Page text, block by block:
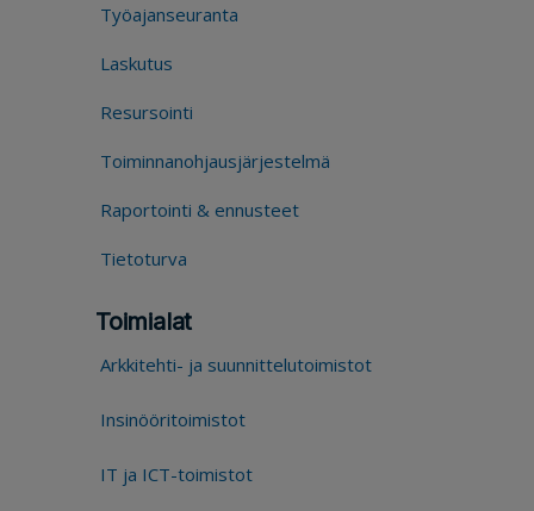
Työajanseuranta
Laskutus
Resursointi
Toiminnanohjausjärjestelmä
Raportointi & ennusteet
Tietoturva
Toimialat
Arkkitehti- ja suunnittelutoimistot
Insinööritoimistot
IT ja ICT-toimistot